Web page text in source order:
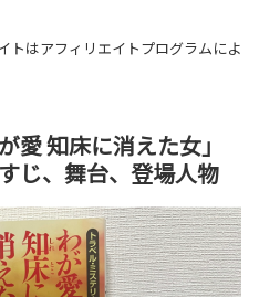
トはアフィリエイトプログラムによ
愛 知床に消えた女」
じ、舞台、登場人物